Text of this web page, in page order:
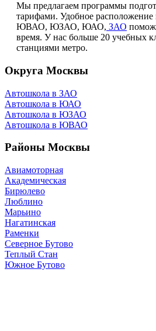
Мы предлагаем программы
тарифами. Удобное
ЮВАО, ЮЗАО, ЮАО, ЗАО
время. У нас больше 20 учебных
станциями метро.
Округа Москвы
Автошкола в ЗАО
Автошкола в ЮАО
Автошкола в ЮЗАО
Автошкола в ЮВАО
Районы Москвы
Авиамоторная
Академическая
Бирюлево
Люблино
Марьино
Нагатинская
Раменки
Северное Бутово
Теплый Стан
Южное Бутово